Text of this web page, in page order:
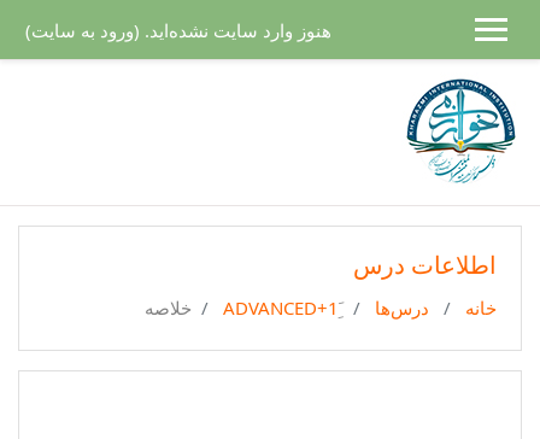
پرش به محتوای اصلی
هنوز وارد سایت نشده‌اید. (ورود به سایت)
اطلاعات درس
خانه درس‌ها خلاصه